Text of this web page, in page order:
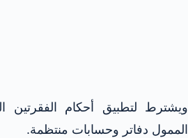
ويشترط لتطبيق أحكام الفقرتين
الممول دفاتر وحسابات منتظمة.